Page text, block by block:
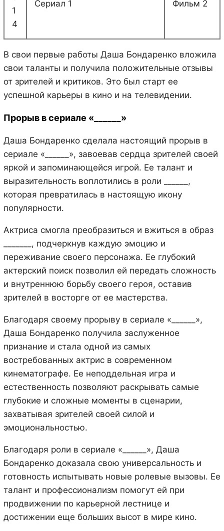
1
4
Сериал 1 Фильм 2
В свои первые работы Даша Бондаренко вложила
свои таланты и получила положительные отзывы
от зрителей и критиков. Это был старт ее
успешной карьеры в кино и на телевидении.
Прорыв в сериале «______»
Даша Бондаренко сделала настоящий прорыв в
сериале «______», завоевав сердца зрителей своей
яркой и запоминающейся игрой. Ее талант и
выразительность воплотились в роли ______,
которая превратилась в настоящую икону
популярности.
Актриса смогла преобразиться и вжиться в образ
_______, подчеркнув каждую эмоцию и
переживание своего персонажа. Ее глубокий
актерский поиск позволил ей передать сложность
и внутреннюю борьбу своего героя, оставив
зрителей в восторге от ее мастерства.
Благодаря своему прорыву в сериале «______»,
Даша Бондаренко получила заслуженное
признание и стала одной из самых
востребованных актрис в современном
кинематографе. Ее неподдельная игра и
естественность позволяют раскрывать самые
глубокие и сложные моменты в сценарии,
захватывая зрителей своей силой и
эмоциональностью.
Благодаря роли в сериале «______», Даша
Бондаренко доказала свою универсальность и
готовность испытывать новые ролевые вызовы. Ее
талант и профессионализм помогут ей при
продвижении по карьерной лестнице и
достижении еще больших высот в мире кино.